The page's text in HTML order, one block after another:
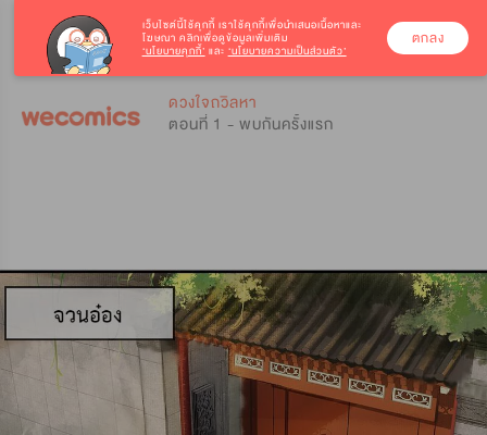
ดวงใจถวิลหา
ตอนที่ 1 - พบกันครั้งแรก
เว็บไซต์นี้ใช้คุกกี้ เราใช้คุกกี้เพื่อนำเสนอเนื้อหาและ
โฆษณา คลิกเพื่อดูข้อมูลเพิ่มเติม
‘นโยบายคุกกี้’ และ ‘นโยบายความเป็นส่วนตัว’
ตกลง